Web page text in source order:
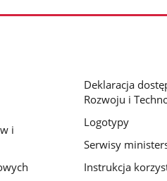
i
Deklaracja
Rozwoju i
Logotypy
Serwisy
Instrukcja